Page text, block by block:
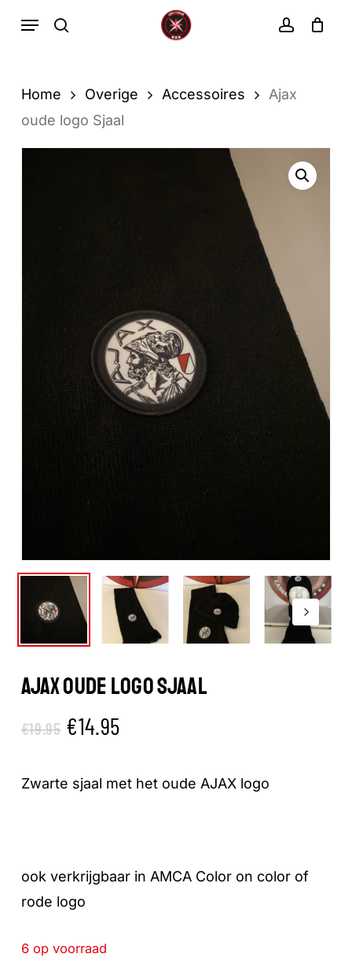
hoofdinhoud
zoekopdracht
Menu
Winkelwagen
Home Overige Accessoires
Ajax
oude logo Sjaal
AJAX OUDE LOGO SJAAL
€19.95 Oorspronkelijke
was:
€19.95.
€14.95Huidige
is:
€14.95.
Zwarte sjaal met het oude AJAX logo
ook verkrijgbaar in AMCA Color on color of
rode logo
6 op voorraad